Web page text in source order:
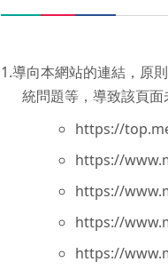
1.導向本網站的連結，原
統問題等，導致該頁面
https://
https://
https://
https://
https://